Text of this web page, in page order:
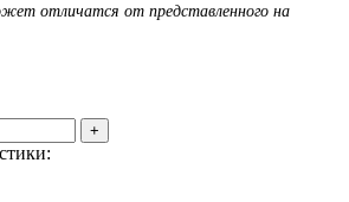
отличатся от представленного на
+